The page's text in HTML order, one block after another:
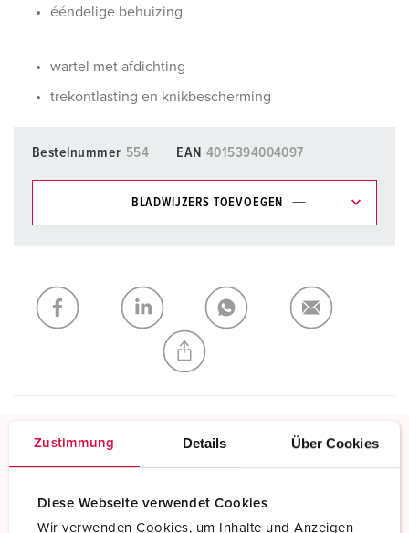
Zustimmung Details Über Cookies
Diese Webseite verwendet Cookies
Wir verwenden Cookies, um Inhalte und Anzeigen
ééndelige behuizing
wartel met afdichting
trekontlasting en knikbescherming
Bestelnummer 554 EAN 4015394004097
BLADWIJZERS TOEVOEGEN
Mijn lijst TOEVOEGEN
NIEUW LIJST MAKEN
Schroefklemmen